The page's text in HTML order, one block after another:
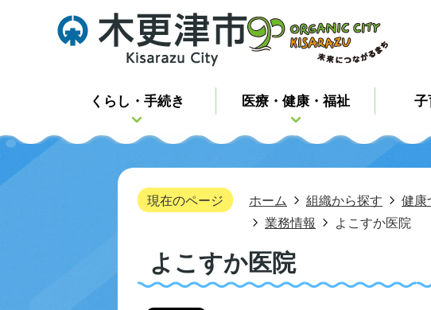
くらし・手続き 医療・健康・福祉 子
現在のページ ホーム 組織から探す 健康
業務情報
よこすか医院
よこすか医院